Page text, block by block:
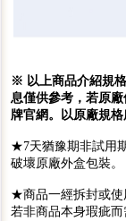
※ 以上商品介紹規
息僅供參考，若原
牌官網。以原廠規格
★7天猶豫期非試用
破壞原廠外盒包裝。
★商品一經拆封或使
若非商品本身瑕疵而